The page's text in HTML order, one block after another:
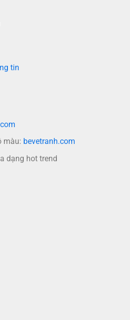
tin
màu: bevetranh.com
dạng hot trend